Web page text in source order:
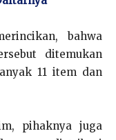
bahwa
ditemukan
11 item dan
pihaknya juga